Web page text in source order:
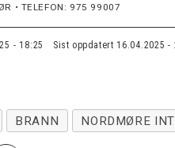
• TELEFON: 975 99007
- 18:25 Sist oppdatert 16.04.2025
BRANN NORDMØRE